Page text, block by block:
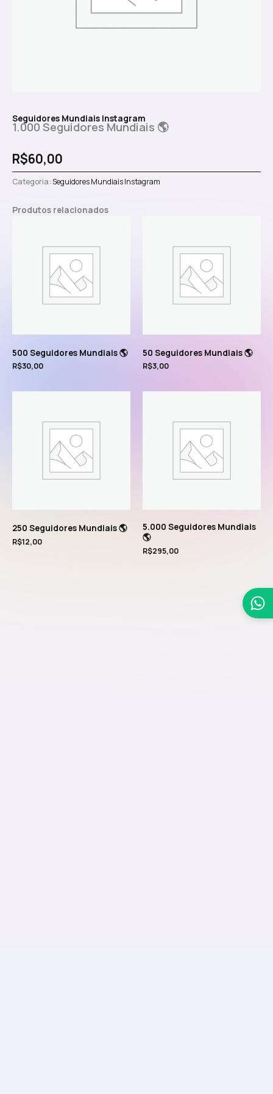
Seguidores Mundiais Instagram
1.000 Seguidores Mundiais 🌎
R$60,00
Categoria:Seguidores Mundiais Instagram
Produtos relacionados
500 Seguidores Mundiais 🌎
R$30,00
50 Seguidores Mundiais 🌎
R$3,00
250 Seguidores Mundiais 🌎
R$12,00
5.000 Seguidores Mundiais
🌎
R$295,00